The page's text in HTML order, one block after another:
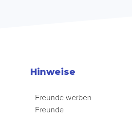
Hinweise
Freunde werben
Freunde